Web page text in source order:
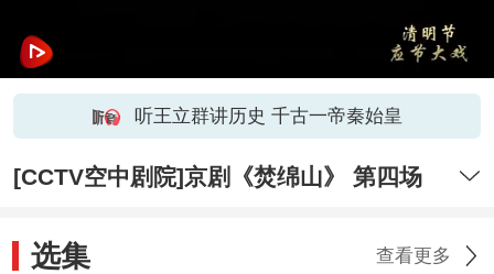
听王立群讲历史 千古一帝秦始皇
[CCTV空中剧院]京剧《焚绵山》 第四场
选集 查看更多